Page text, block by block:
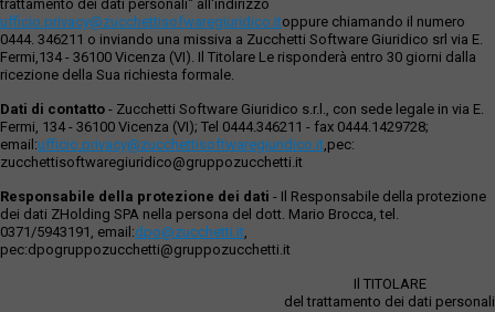
trattamento dei dati personali" all'indirizzo
ufficio.privacy@zucchettisofwaregiuridico.itoppure chiamando il numero
0444. 346211 o inviando una missiva a Zucchetti Software Giuridico srl via E.
Fermi,134 - 36100 Vicenza (VI). Il Titolare Le risponderà entro 30 giorni dalla
ricezione della Sua richiesta formale.
Dati di contatto - Zucchetti Software Giuridico s.r.l., con sede legale in via E.
Fermi, 134 - 36100 Vicenza (VI); Tel 0444.346211 - fax 0444.1429728;
email:ufficio.privacy@zucchettisoftwaregiuridico.it,pec:
zucchettisoftwaregiuridico@gruppozucchetti.it
Responsabile della protezione dei dati - Il Responsabile della protezione
dei dati ZHolding SPA nella persona del dott. Mario Brocca, tel.
0371/5943191, email:dpo@zucchetti.it,
pec:dpogruppozucchetti@gruppozucchetti.it
Il TITOLARE
del trattamento dei dati personali